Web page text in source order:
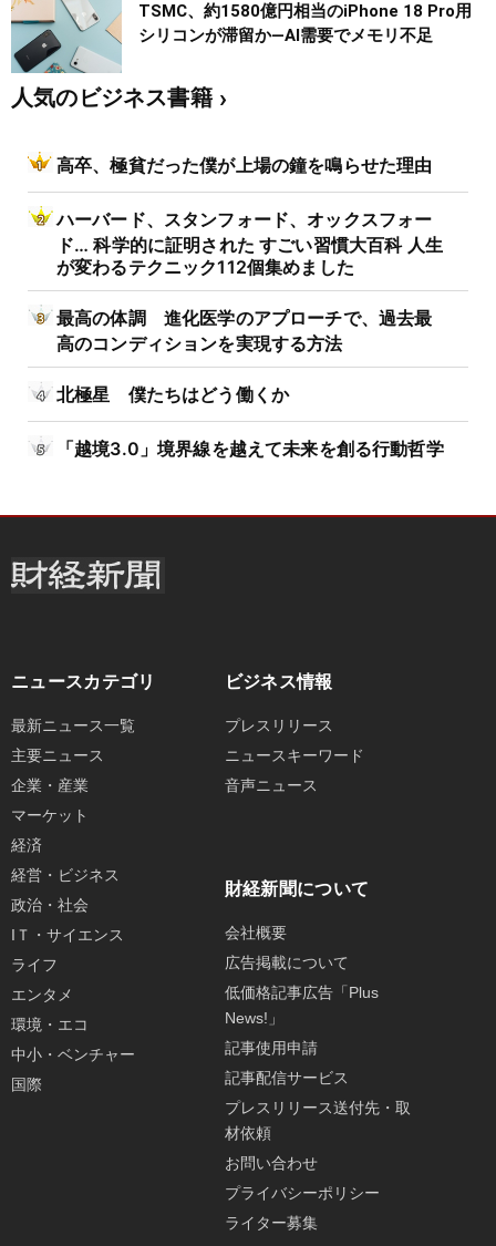
TSMC、約1580億円相当のiPhone 18 Pro用
シリコンが滞留か―AI需要でメモリ不足
人気のビジネス書籍
高卒、極貧だった僕が上場の鐘を鳴らせた理由
ハーバード、スタンフォード、オックスフォー
ド… 科学的に証明された すごい習慣大百科 人生
が変わるテクニック112個集めました
最高の体調 進化医学のアプローチで、過去最
高のコンディションを実現する方法
北極星 僕たちはどう働くか
「越境3.0」境界線を越えて未来を創る行動哲学
ニュースカテゴリ
最新ニュース一覧
主要ニュース
企業・産業
マーケット
経済
経営・ビジネス
政治・社会
IＴ・サイエンス
ライフ
エンタメ
環境・エコ
中小・ベンチャー
国際
ビジネス情報
プレスリリース
ニュースキーワード
音声ニュース
財経新聞について
会社概要
広告掲載について
低価格記事広告「Plus
News!」
記事使用申請
記事配信サービス
プレスリリース送付先・取
材依頼
お問い合わせ
プライバシーポリシー
ライター募集